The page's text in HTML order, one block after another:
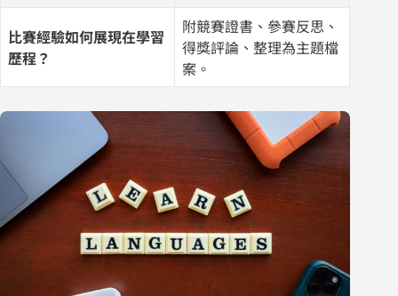
比賽經驗如何展現在學習
歷程？
附競賽證書、參賽反思、
得獎評論、整理為主題檔
案。